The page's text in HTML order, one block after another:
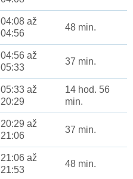
04:08 až
04:56
48 min.
04:56 až
05:33
37 min.
05:33 až
20:29
14 hod. 56
min.
20:29 až
21:06
37 min.
21:06 až
21:53
48 min.